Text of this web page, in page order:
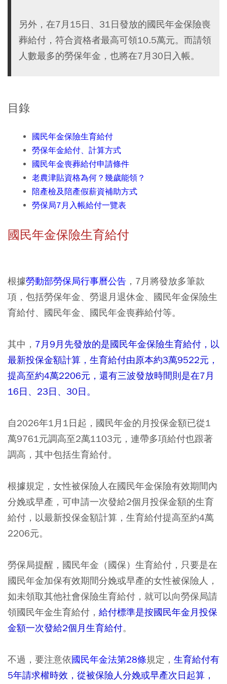
另外，在7月15日、31日發放的國民年金保險喪
葬給付，符合資格者最高可領10.5萬元。而請領
人數最多的勞保年金，也將在7月30日入帳。
目錄
國民年金保險生育給付
勞保年金給付、計算方式
國民年金喪葬給付申請條件
老農津貼資格為何？幾歲能領？
陪產檢及陪產假薪資補助方式
勞保局7月入帳給付一覽表
國民年金保險生育給付
根據勞動部勞保局行事曆公告 ，7月將發放多筆款
項，包括勞保年金、勞退月退休金、國民年金保險生
育給付、國民年金、國民年金喪葬給付等。
其中， 7月9月先發放的是國民年金保險生育給付，以
最新投保金額計算，生育給付由原本約3萬9522元，
提高至約4萬2206元，還有三波發放時間則是在7月
16日、23日、30日。
自2026年1月1日起，國民年金的月投保金額已從1
萬9761元調高至2萬1103元，連帶多項給付也跟著
調高，其中包括生育給付。
根據規定，女性被保險人在國民年金保險有效期間內
分娩或早產，可申請一次發給2個月投保金額的生育
給付，以最新投保金額計算，生育給付提高至約4萬
2206元。
勞保局提醒，國民年金（國保）生育給付，只要是在
國民年金加保有效期間分娩或早產的女性被保險人，
如未領取其他社會保險生育給付，就可以向勞保局請
領國民年金生育給付， 給付標準是按國民年金月投保
金額一次發給2個月生育給付。
不過，要注意依國民年金法第28條規定， 生育給付有
5年請求權時效，從被保險人分娩或早產次日起算，